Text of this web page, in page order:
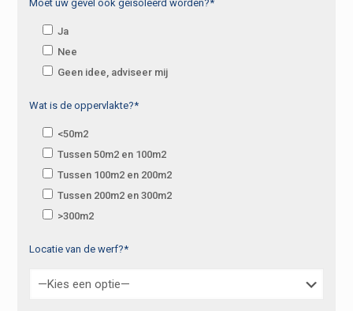
Moet uw gevel ook geïsoleerd worden?*
Ja
Nee
Geen idee, adviseer mij
Wat is de oppervlakte?*
<50m2
Tussen 50m2 en 100m2
Tussen 100m2 en 200m2
Tussen 200m2 en 300m2
>300m2
Locatie van de werf?*